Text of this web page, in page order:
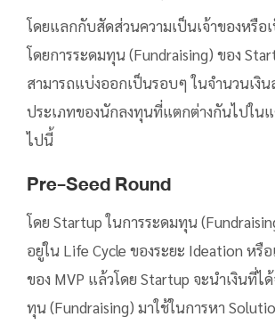
โดยแลกกับสัดส่วนความเป็นเจ้าของหรือ
โดยการระดมทุน (Fundraising) ของ
สามารถแบ่งออกเป็นรอบๆ ในจำนวนเงิ
ประเภทของนักลงทุนที่แตกต่างกันไปใน
ไปนี้
Pre-Seed Round
โดย Startup ในการระดมทุน
อยู่ใน Life Cycle ของระยะ Ideation หรือ
ของ MVP แล้วโดย Startup จะนำเงินที่ไ
ทุน (Fundraising) มาใช้ในการหา